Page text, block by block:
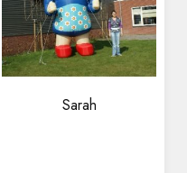
Sarah